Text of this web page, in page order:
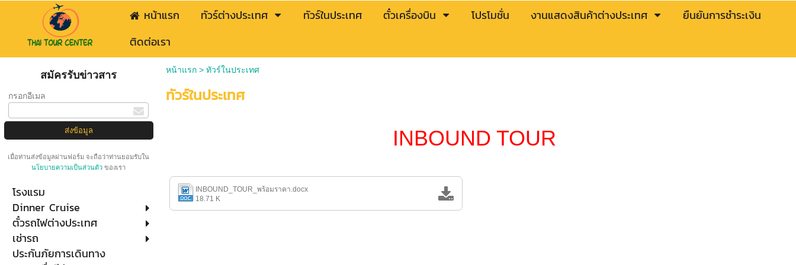
หน้าแรก ทัวร์ต่างประเทศ ทัวร์ในประเทศ ตั๋วเครื่องบิน โปรโมชั่น งานแสดงสินค้าต่างประเทศ
ยืนยันการชำระเงิน
ติดต่อเรา
สมัครรับข่าวสาร
กรอกอีเมล
เมื่อท่านส่งข้อมูลผ่านฟอร์ม จะถือว่าท่านยอมรับใน
นโยบายความเป็นส่วนตัวของเรา
โรงแรม
Dinner Cruise
ตั๋วรถไฟต่างประเทศ
เช่ารถ
ประกันภัยการเดินทาง
หน้าแรก> ทัวร์ในประเทศ
ทัวร์ในประเทศ
INBOUND TOUR
INBOUND_TOUR_พร้อมราคา.docx
18.71 K